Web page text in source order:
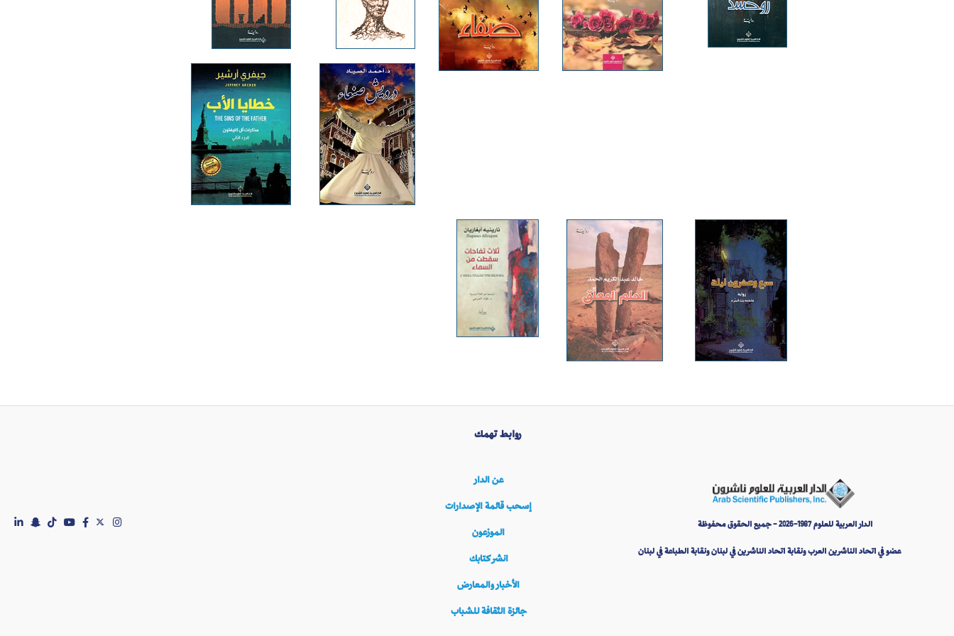
روابط تهمك
عن الدار
إسحب قائمة الإصدارات
الموزعون
انشر كتابك
الأخبار والمعارض
جائزة الثقافة للشباب
الدار العربية للعلوم 1987-2026 - جميع الحقوق محفوظة
عضو في اتحاد الناشرين العرب ونقابة اتحاد الناشرين في لبنان ونقابة الطباعة في لبنان